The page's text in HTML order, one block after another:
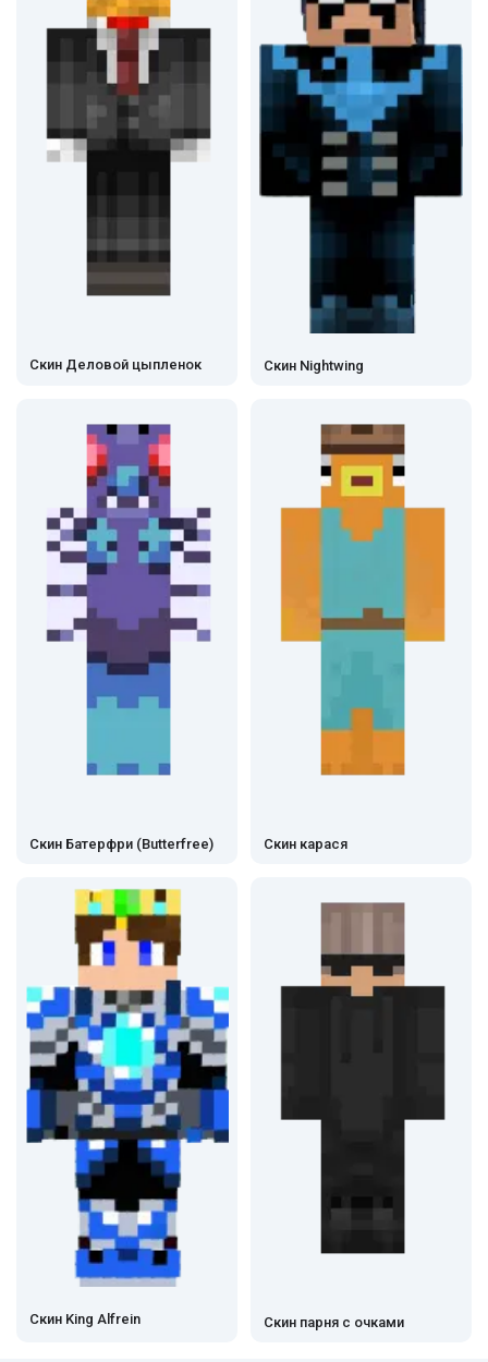
Скин Деловой цыпленок Скин Nightwing
Скин Батерфри (Butterfree) Скин карася
Скин King Alfrein Скин парня с очками